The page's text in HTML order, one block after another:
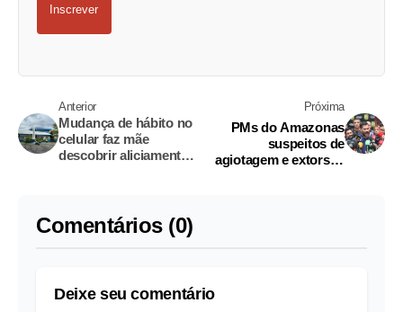
Inscrever
Anterior
Mudança de hábito no
celular faz mãe
descobrir aliciamento
Próxima
PMs do Amazonas
suspeitos de
agiotagem e extorsão
Comentários (0)
Deixe seu comentário